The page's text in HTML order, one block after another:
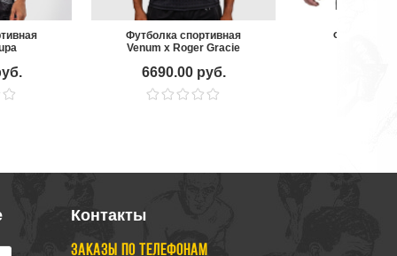
Футболка спортивная
Venum x Roger Gracie
6690.00 руб.
Футболка
Контакты
ЗАКАЗЫ ПО ТЕЛЕФОНАМ